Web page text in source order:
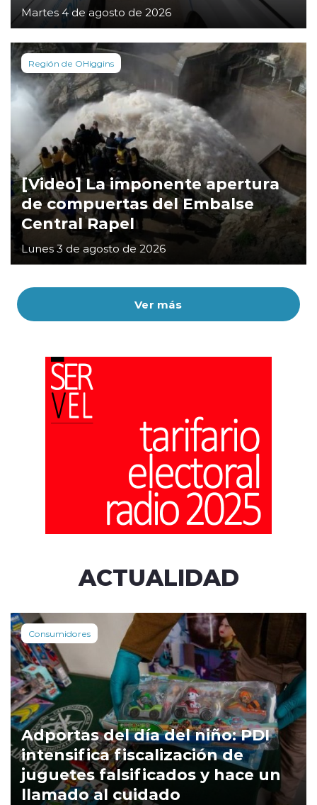
Ver más
Martes 4 de agosto de 2026
Región de OHiggins
[Video] La imponente apertura
de compuertas del Embalse
Central Rapel
Lunes 3 de agosto de 2026
ACTUALIDAD
Consumidores
Adportas del día del niño: PDI
intensifica fiscalización de
juguetes falsificados y hace un
llamado al cuidado